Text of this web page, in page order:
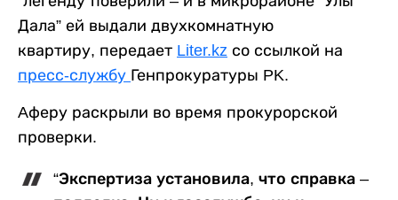
Дала” ей выдали двухкомнатную
квартиру, передает Liter.kz со ссылкой на
пресс-службу Генпрокуратуры PK.
Aферу раскрыли во время прокурорской
проверки.
“Экспертиза установила, что справка –